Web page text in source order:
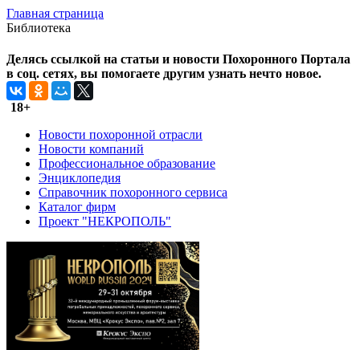
Главная страница
Библиотека
Делясь ссылкой на статьи и новости Похоронного Портала
в соц. сетях, вы помогаете другим узнать нечто новое.
18+
Новости похоронной отрасли
Новости компаний
Профессиональное образование
Энциклопедия
Справочник похоронного сервиса
Каталог фирм
Проект "НЕКРОПОЛЬ"